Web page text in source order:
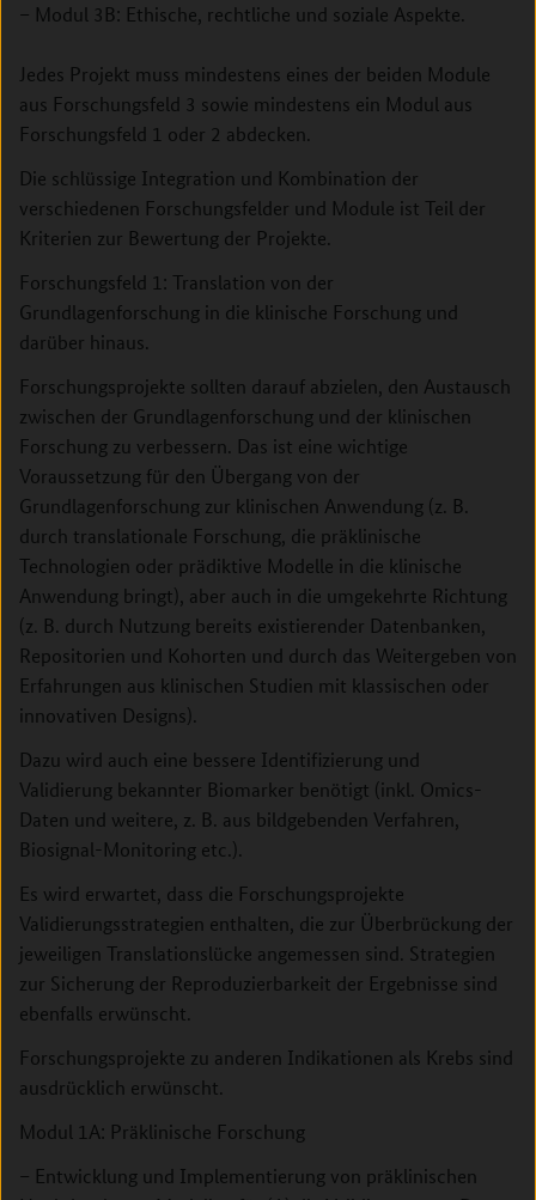
– Modul 3B: Ethische, rechtliche und soziale Aspekte.
Jedes Projekt muss mindestens eines der beiden Module
aus Forschungsfeld 3 sowie mindestens ein Modul aus
Forschungsfeld 1 oder 2 abdecken.
Die schlüssige Integration und Kombination der
verschiedenen Forschungsfelder und Module ist Teil der
Kriterien zur Bewertung der Projekte.
Forschungsfeld 1: Translation von der
Grundlagenforschung in die klinische Forschung und
darüber hinaus.
Forschungsprojekte sollten darauf abzielen, den Austausch
zwischen der Grundlagenforschung und der klinischen
Forschung zu verbessern. Das ist eine wichtige
Voraussetzung für den Übergang von der
Grundlagenforschung zur klinischen Anwendung (z. B.
durch translationale Forschung, die präklinische
Technologien oder prädiktive Modelle in die klinische
Anwendung bringt), aber auch in die umgekehrte Richtung
(z. B. durch Nutzung bereits existierender Datenbanken,
Repositorien und Kohorten und durch das Weitergeben von
Erfahrungen aus klinischen Studien mit klassischen oder
innovativen Designs).
Dazu wird auch eine bessere Identifizierung und
Validierung bekannter Biomarker benötigt (inkl. Omics-
Daten und weitere, z. B. aus bildgebenden Verfahren,
Biosignal-Monitoring etc.).
Es wird erwartet, dass die Forschungsprojekte
Validierungsstrategien enthalten, die zur Überbrückung der
jeweiligen Translationslücke angemessen sind. Strategien
zur Sicherung der Reproduzierbarkeit der Ergebnisse sind
ebenfalls erwünscht.
Forschungsprojekte zu anderen Indikationen als Krebs sind
ausdrücklich erwünscht.
Modul 1A: Präklinische Forschung
– Entwicklung und Implementierung von präklinischen